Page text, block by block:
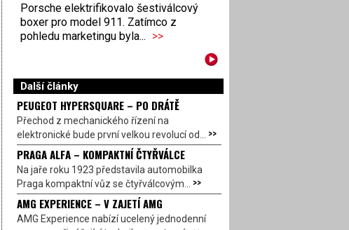
Porsche elektrifikovalo šestiválcový
boxer pro model 911. Zatímco z
pohledu marketingu byla... >>
Další články
PEUGEOT HYPERSQUARE – PO DRÁTĚ
Přechod z mechanického řízení na
elektronické bude první velkou revolucí od... >>
PRAGA ALFA – KOMPAKTNÍ ČTYŘVÁLCE
Na jaře roku 1923 představila automobilka
Praga kompaktní vůz se čtyřválcovým... >>
AMG EXPERIENCE – V ZAJETÍ AMG
AMG Experience nabízí ucelený jednodenní